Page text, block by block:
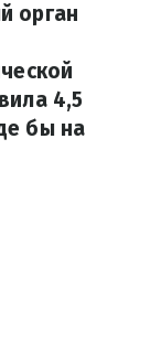
орган
4,5
бы на